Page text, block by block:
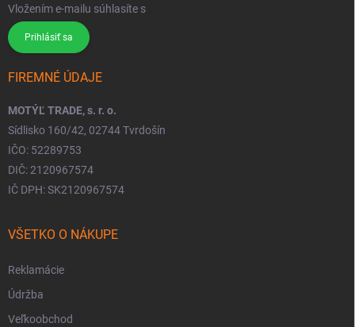
Vložením e-mailu súhlasíte s
Prihlásiť sa
FIREMNÉ ÚDAJE
MOTÝĽ TRADE, s. r. o.
Sídlisko 160/42, 02744 Tvrdošín
IČO: 52289753
DIČ: 2120967574
IČ DPH: SK2120967574
VŠETKO O NÁKUPE
Reklamácie
Údržba
Veľkoobchod